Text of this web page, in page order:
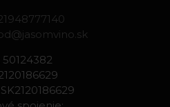
50124382